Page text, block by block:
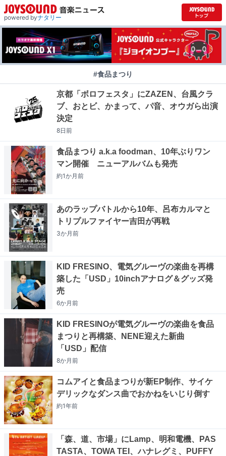
powered byナタリー
#食品まつり
京都「ボロフェスタ」にZAZEN、台風クラ
ブ、おとビ、かまって、パ音、オウガら出演
決定
8日前
食品まつり a.k.a foodman、10年ぶりワン
マン開催 ニューアルバムも発売
約1か月前
あのラップバトルから10年、呂布カルマと
トリプルファイヤー吉田が再戦
3か月前
KID FRESINO、電気グルーヴの楽曲を再構
築した「USD」10inchアナログ＆グッズ発
売
6か月前
KID FRESINOが電気グルーヴの楽曲を食品
まつりと再構築、NENE迎えた新曲
「USD」配信
8か月前
コムアイと食品まつりが新EP制作、サイケ
デリックなダンス曲でおかねをいじり倒す
約1年前
「森、道、市場」にLamp、明和電機、PAS
TASTA、TOWA TEI、ハナレグミ、PUFFY